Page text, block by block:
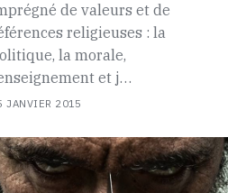
de valeurs et de
religieuses : la
la morale,
et j…
JANVIER 2015